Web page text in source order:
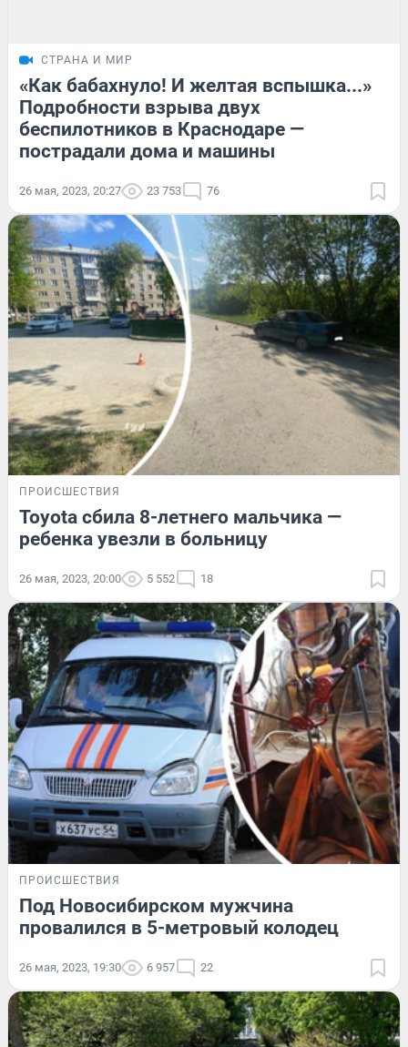
СТРАНА И МИР
«Как бабахнуло! И желтая вспышка...»
Подробности взрыва двух
беспилотников в Краснодаре —
пострадали дома и машины
26 мая, 2023, 20:27 23 753 76
ПРОИСШЕСТВИЯ
Toyota сбила 8-летнего мальчика —
ребенка увезли в больницу
26 мая, 2023, 20:00 5 552 18
ПРОИСШЕСТВИЯ
Под Новосибирском мужчина
провалился в 5-метровый колодец
26 мая, 2023, 19:30 6 957 22